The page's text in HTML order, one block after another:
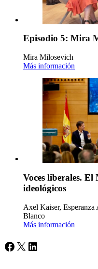
Episodio 5: Mira
Mira Milosevich
Más información
Voces liberales. El
ideológicos
Axel Kaiser,
Blanco
Más información
Facebook
X LinkedIn